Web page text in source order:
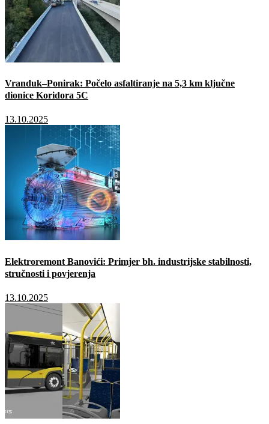
Vranduk–Ponirak: Počelo asfaltiranje na 5,3 km ključne
dionice Koridora 5C
13.10.2025
Elektroremont Banovići: Primjer bh. industrijske stabilnosti,
stručnosti i povjerenja
13.10.2025